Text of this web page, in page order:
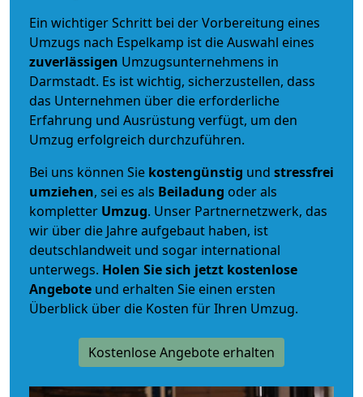
Ein wichtiger Schritt bei der Vorbereitung eines
Umzugs nach Espelkamp ist die Auswahl eines
zuverlässigen Umzugsunternehmens in
Darmstadt. Es ist wichtig, sicherzustellen, dass
das Unternehmen über die erforderliche
Erfahrung und Ausrüstung verfügt, um den
Umzug erfolgreich durchzuführen.
Bei uns können Sie kostengünstig und stressfrei
umziehen, sei es als Beiladung oder als
kompletter Umzug. Unser Partnernetzwerk, das
wir über die Jahre aufgebaut haben, ist
deutschlandweit und sogar international
unterwegs. Holen Sie sich jetzt kostenlose
Angebote und erhalten Sie einen ersten
Überblick über die Kosten für Ihren Umzug.
Kostenlose Angebote erhalten